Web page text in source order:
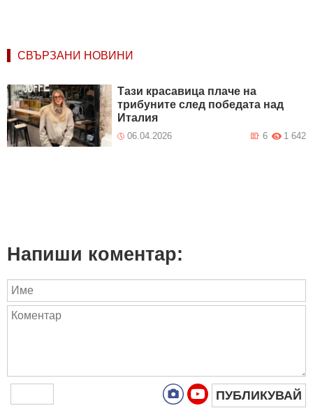
СВЪРЗАНИ НОВИНИ
Тази красавица плаче на
трибуните след победата над
Италия
06.04.2026 1 642
6
Напиши коментар:
ПУБЛИКУВАЙ